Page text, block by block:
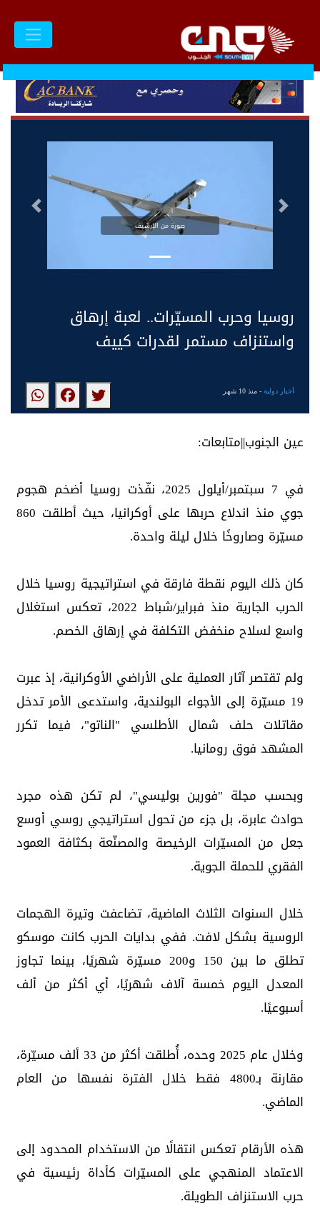
صورة من الارشيف
التالى السابق
روسيا وحرب المسيّرات.. لعبة إرهاق
واستنزاف مستمر لقدرات كييف
أخبار دولية- منذ 10 شهر
عين الجنوب||متابعات:
في 7 سبتمبر/أيلول 2025، نفّذت روسيا أضخم هجوم
جوي منذ اندلاع حربها على أوكرانيا، حيث أطلقت 860
مسيّرة وصاروخًا خلال ليلة واحدة.
كان ذلك اليوم نقطة فارقة في استراتيجية روسيا خلال
الحرب الجارية منذ فبراير/شباط 2022، تعكس استغلال
واسع لسلاح منخفض التكلفة في إرهاق الخصم.
ولم تقتصر آثار العملية على الأراضي الأوكرانية، إذ عبرت
19 مسيّرة إلى الأجواء البولندية، واستدعى الأمر تدخل
مقاتلات حلف شمال الأطلسي "الناتو"، فيما تكرر
المشهد فوق رومانيا.
وبحسب مجلة "فورين بوليسي"، لم تكن هذه مجرد
حوادث عابرة، بل جزء من تحول استراتيجي روسي أوسع
جعل من المسيّرات الرخيصة والمصنّعة بكثافة العمود
الفقري للحملة الجوية.
خلال السنوات الثلاث الماضية، تضاعفت وتيرة الهجمات
الروسية بشكل لافت. ففي بدايات الحرب كانت موسكو
تطلق ما بين 150 و200 مسيّرة شهريًا، بينما تجاوز
المعدل اليوم خمسة آلاف شهريًا، أي أكثر من ألف
أسبوعيًا.
وخلال عام 2025 وحده، أُطلقت أكثر من 33 ألف مسيّرة،
مقارنة بـ4800 فقط خلال الفترة نفسها من العام
الماضي.
هذه الأرقام تعكس انتقالًا من الاستخدام المحدود إلى
الاعتماد المنهجي على المسيّرات كأداة رئيسية في
حرب الاستنزاف الطويلة.